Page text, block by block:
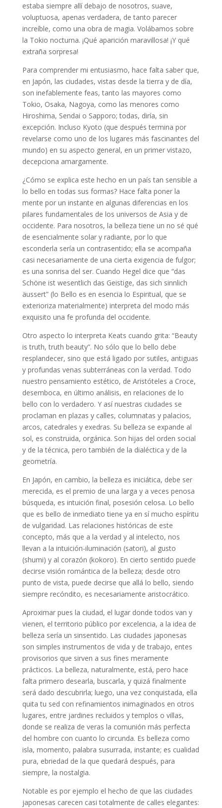
estaba siempre allí debajo de nosotros, suave,
voluptuosa, apenas verdadera, de tanto parecer
increíble, como una obra de magia. Volábamos sobre
la Tokio nocturna. ¡Qué aparición maravillosa! ¡Y qué
extraña sorpresa!
Para comprender mi entusiasmo, hace falta saber que,
en Japón, las ciudades, vistas desde la tierra y de día,
son inefablemente feas, tanto las mayores como
Tokio, Osaka, Nagoya, como las menores como
Hiroshima, Sendai o Sapporo; todas, diría, sin
excepción. Incluso Kyoto (que después termina por
revelarse como uno de los lugares más fascinantes del
mundo) en su aspecto general, en un primer vistazo,
decepciona amargamente.
¿Cómo se explica este hecho en un país tan sensible a
lo bello en todas sus formas? Hace falta poner la
mente por un instante en algunas diferencias en los
pilares fundamentales de los universos de Asia y de
occidente. Para nosotros, la belleza tiene un no sé qué
de esencialmente solar y radiante, por lo que
esconderla sería un contrasentido; ella se acompaña
casi necesariamente de una cierta exigencia de fulgor;
es una sonrisa del ser. Cuando Hegel dice que “das
Schöne ist wesentlich das Geistige, das sich sinnlich
äussert” (lo Bello es en esencia lo Espiritual, que se
exterioriza materialmente) interpreta del modo más
exquisito una fe profunda del occidente.
Otro aspecto lo interpreta Keats cuando grita: “Beauty
is truth, truth beauty”. No sólo que lo bello debe
resplandecer, sino que está ligado por sutiles, antiguas
y profundas venas subterráneas con la verdad. Todo
nuestro pensamiento estético, de Aristóteles a Croce,
desemboca, en último análisis, en relaciones de lo
bello con lo verdadero. Y así nuestras ciudades se
proclaman en plazas y calles, columnatas y palacios,
arcos, catedrales y exedras. Su belleza se expande al
sol, es construida, orgánica. Son hijas del orden social
y de la técnica, pero también de la dialéctica y de la
geometría.
En Japón, en cambio, la belleza es iniciática, debe ser
merecida, es el premio de una larga y a veces penosa
búsqueda, es intuición final, posesión celosa. Lo bello
que es bello de inmediato tiene ya en sí mucho espíritu
de vulgaridad. Las relaciones históricas de este
concepto, más que a la verdad y al intelecto, nos
llevan a la intuición-iluminación (satori), al gusto
(shumi) y al corazón (kokoro). En cierto sentido puede
decirse visión romántica de la belleza; desde otro
punto de vista, puede decirse que allá lo bello, siendo
siempre recóndito, es necesariamente aristocrático.
Aproximar pues la ciudad, el lugar donde todos van y
vienen, el territorio público por excelencia, a la idea de
belleza sería un sinsentido. Las ciudades japonesas
son simples instrumentos de vida y de trabajo, entes
provisorios que sirven a sus fines meramente
prácticos. La belleza, naturalmente, está, pero hace
falta primero desearla, buscarla, y quizá finalmente
será dado descubrirla; luego, una vez conquistada, ella
quita tu sed con refinamientos inimaginados en otros
lugares, entre jardines recluidos y templos o villas,
donde se realiza de veras la comunión más perfecta
del hombre con cuanto lo circunda. Es belleza como
isla, momento, palabra susurrada, instante; es cualidad
pura, ebriedad de la que quedará después, para
siempre, la nostalgia.
Notable es por ejemplo el hecho de que las ciudades
japonesas carecen casi totalmente de calles elegantes: